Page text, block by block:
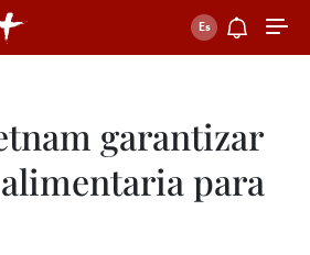
garantizar
para